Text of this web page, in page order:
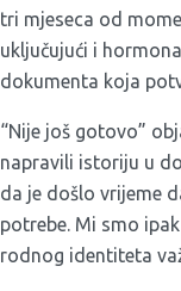
tri mjeseca od
uključujući i
dokumenta koja
“Nije još gotovo”
napravili istoriju u
da je došlo vrijeme
potrebe. Mi smo
rodnog identiteta